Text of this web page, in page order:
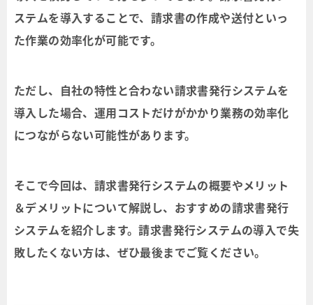
ステムを導入することで、請求書の作成や送付といっ
た作業の効率化が可能です。
ただし、自社の特性と合わない請求書発行システムを
導入した場合、運用コストだけがかかり業務の効率化
につながらない可能性があります。
そこで今回は、請求書発行システムの概要やメリット
＆デメリットについて解説し、おすすめの請求書発行
システムを紹介します。請求書発行システムの導入で失
敗したくない方は、ぜひ最後までご覧ください。